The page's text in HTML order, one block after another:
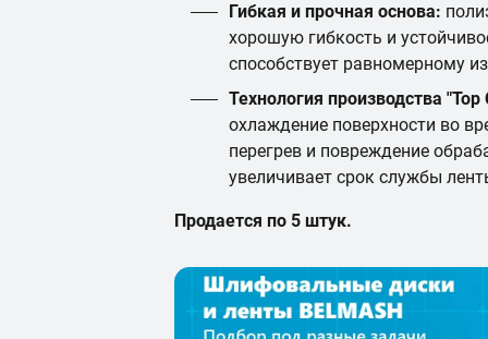
Гибкая и прочная основа:
хорошую гибкость и
способствует равномерному
Технология производства "Top
охлаждение поверхности во
перегрев и повреждение
увеличивает срок службы
Продается по 5 штук.